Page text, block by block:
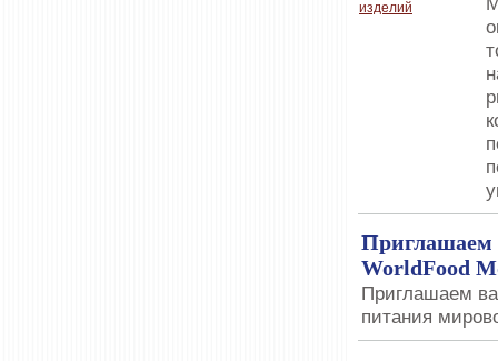
Приглашаем
WorldFood
Приглашаем
питания